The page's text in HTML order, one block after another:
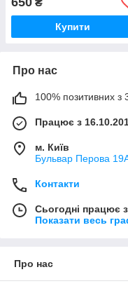
Купити
Про нас
100% позитивних з
Працює з
м. Київ
Бульвар Перова
Контакти
Сьогодні працює
Показати весь
Про нас